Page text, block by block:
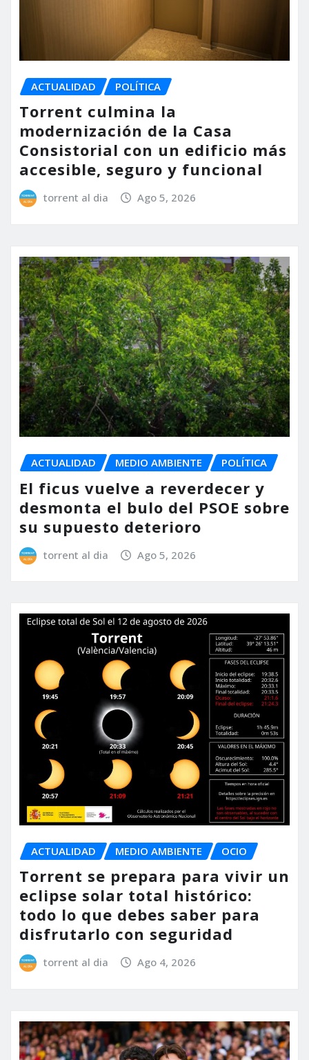
ACTUALIDAD POLÍTICA
Torrent culmina la
modernización de la Casa
Consistorial con un edificio más
accesible, seguro y funcional
torrent al dia Ago 5, 2026
ACTUALIDAD MEDIO AMBIENTE POLÍTICA
El ficus vuelve a reverdecer y
desmonta el bulo del PSOE sobre
su supuesto deterioro
torrent al dia Ago 5, 2026
ACTUALIDAD MEDIO AMBIENTE OCIO
Torrent se prepara para vivir un
eclipse solar total histórico:
todo lo que debes saber para
disfrutarlo con seguridad
torrent al dia Ago 4, 2026